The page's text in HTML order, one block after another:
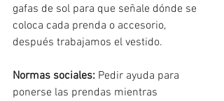
gafas de sol para que señale dónde se
coloca cada prenda o accesorio,
después trabajamos el vestido.
Normas sociales: Pedir ayuda para
ponerse las prendas mientras